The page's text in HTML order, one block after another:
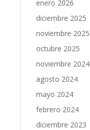
enero 2026
diciembre 2025
noviembre 2025
octubre 2025
noviembre 2024
agosto 2024
mayo 2024
febrero 2024
diciembre 2023